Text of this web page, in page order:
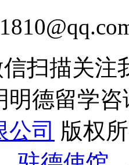
扫描关注
明德留学
公司 版权